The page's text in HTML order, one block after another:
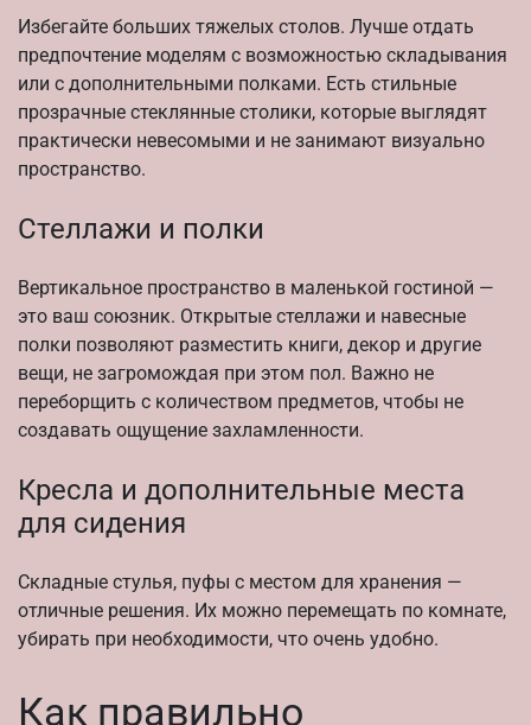
Избегайте больших тяжелых столов. Лучше отдать
предпочтение моделям с возможностью складывания
или с дополнительными полками. Есть стильные
прозрачные стеклянные столики, которые выглядят
практически невесомыми и не занимают визуально
пространство.
Стеллажи и полки
Вертикальное пространство в маленькой гостиной —
это ваш союзник. Открытые стеллажи и навесные
полки позволяют разместить книги, декор и другие
вещи, не загромождая при этом пол. Важно не
переборщить с количеством предметов, чтобы не
создавать ощущение захламленности.
Кресла и дополнительные места
для сидения
Складные стулья, пуфы с местом для хранения —
отличные решения. Их можно перемещать по комнате,
убирать при необходимости, что очень удобно.
Как правильно